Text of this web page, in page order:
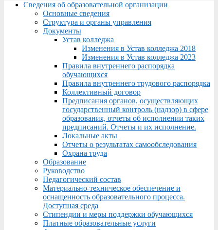
Menu
Сведения об образовательной организации
Основные сведения
Структура и органы управления
Документы
Устав колледжа
Изменения в Устав колледжа 2018
Изменения в Устав колледжа 2023
Правила внутреннего распорядка
обучающихся
Правила внутреннего трудового распорядка
Коллективный договор
Предписания органов, осуществляющих
государственный контроль (надзор) в сфере
образования, отчеты об исполнении таких
предписаний. Отчеты и их исполнение.
Локальные акты
Отчеты о результатах самообследования
Охрана труда
Образование
Руководство
Педагогический состав
Материально-техническое обеспечение и
оснащенность образовательного процесса.
Доступная среда
Стипендии и меры поддержки обучающихся
Платные образовательные услуги